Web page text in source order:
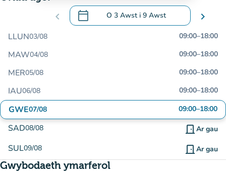
chevron_left calendar_today O 3 Awst i 9 Awst
.Agor y calendr i newid dyddiadau chevron_right
LLUN03/08 09:00–18:00
MAW04/08 09:00–18:00
MER05/08 09:00–18:00
IAU06/08 09:00–18:00
GWE07/08 09:00–18:00
SAD08/08 door_front Ar gau
SUL09/08 door_front Ar gau
Gwybodaeth ymarferol